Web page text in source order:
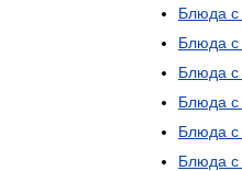
Блюда с
Блюда с
Блюда с
Блюда с
Блюда с
Блюда с